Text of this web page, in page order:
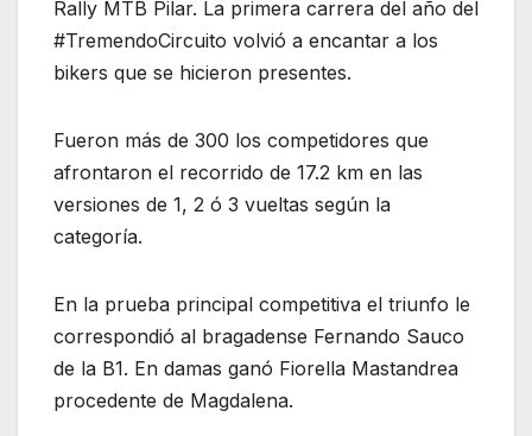
Rally MTB Pilar. La primera carrera del año del
#TremendoCircuito volvió a encantar a los
bikers que se hicieron presentes.
Fueron más de 300 los competidores que
afrontaron el recorrido de 17.2 km en las
versiones de 1, 2 ó 3 vueltas según la
categoría.
En la prueba principal competitiva el triunfo le
correspondió al bragadense Fernando Sauco
de la B1. En damas ganó Fiorella Mastandrea
procedente de Magdalena.